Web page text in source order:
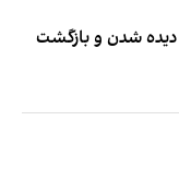
دیده شدن و بازگشت